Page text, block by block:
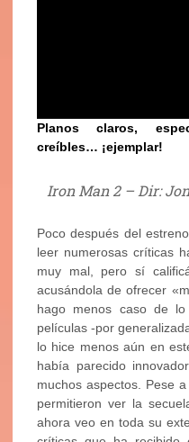
Planos claros,
creíbles… ¡ejemplar!
Iron Man 2 – Dir:
Poco después del
leer numerosas críticas
muy mal, pero sí
acusándola de ofrecer
hago menos caso de
películas -por
lo hice menos aún en
había parecido
muchos aspectos. Pese
permitieron ver la
ahora veo en toda su